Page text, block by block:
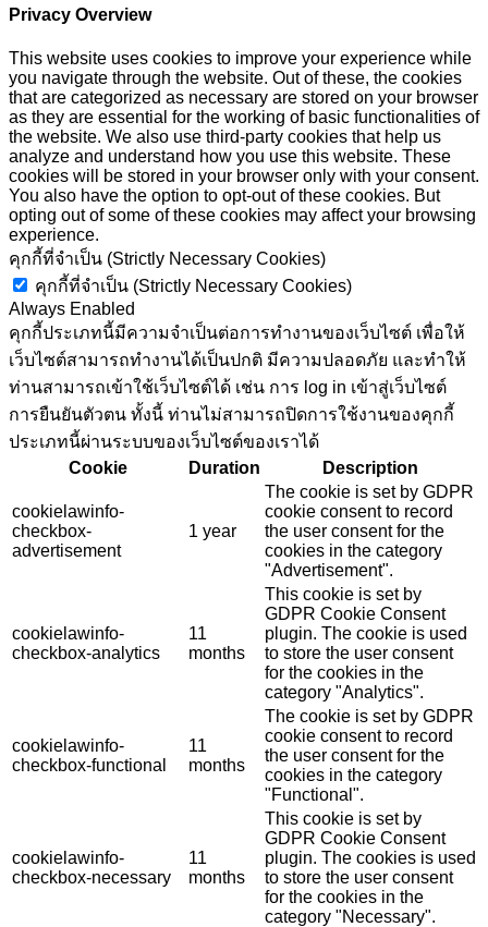
Privacy Overview
This website uses cookies to improve your experience while
you navigate through the website. Out of these, the cookies
that are categorized as necessary are stored on your browser
as they are essential for the working of basic functionalities of
the website. We also use third-party cookies that help us
analyze and understand how you use this website. These
cookies will be stored in your browser only with your consent.
You also have the option to opt-out of these cookies. But
opting out of some of these cookies may affect your browsing
experience.
คุกกี้ที่จำเป็น (Strictly Necessary Cookies)
คุกกี้ที่จำเป็น (Strictly Necessary Cookies)
Always Enabled
คุกกี้ประเภทนี้มีความจำเป็นต่อการทำงานของเว็บไซต์ เพื่อให้
เว็บไซต์สามารถทำงานได้เป็นปกติ มีความปลอดภัย และทำให้
ท่านสามารถเข้าใช้เว็บไซต์ได้ เช่น การ log in เข้าสู่เว็บไซต์
การยืนยันตัวตน ทั้งนี้ ท่านไม่สามารถปิดการใช้งานของคุกกี้
ประเภทนี้ผ่านระบบของเว็บไซต์ของเราได้
Cookie
Duration Description
cookielawinfo-
checkbox-
advertisement
1 year
The cookie is set by GDPR
cookie consent to record
the user consent for the
cookies in the category
"Advertisement".
cookielawinfo-
checkbox-analytics
11
months
This cookie is set by
GDPR Cookie Consent
plugin. The cookie is used
to store the user consent
for the cookies in the
category "Analytics".
cookielawinfo-
checkbox-functional
11
months
The cookie is set by GDPR
cookie consent to record
the user consent for the
cookies in the category
"Functional".
cookielawinfo-
checkbox-necessary
11
months
This cookie is set by
GDPR Cookie Consent
plugin. The cookies is used
to store the user consent
for the cookies in the
category "Necessary".